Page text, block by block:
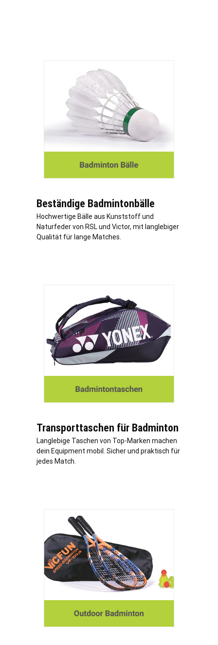
Beständige Badmintonbälle
Hochwertige Bälle aus Kunststoff und
Naturfeder von RSL und Victor, mit langlebiger
Qualität für lange Matches.
Transporttaschen für Badminton
Langlebige Taschen von Top-Marken machen
dein Equipment mobil. Sicher und praktisch für
jedes Match.